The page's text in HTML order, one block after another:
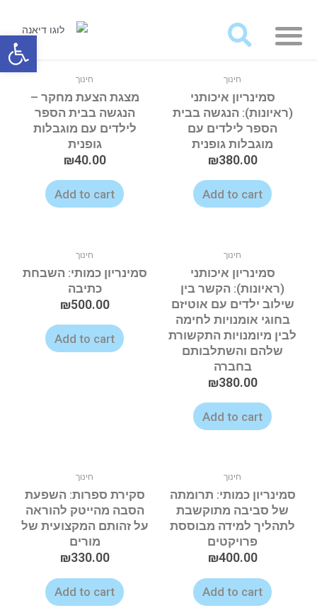
חינוך
סמינריון איכותני
(ראיונות): הנגשה בבית
הספר לילדים עם
מוגבלות גופנית
₪380.00
Add to cart
חינוך
מצגת הצעת מחקר –
הנגשה בבית הספר
לילדים עם מוגבלות
גופנית
₪40.00
Add to cart
חינוך
סמינריון איכותני
(ראיונות): הקשר בין
שילוב ילדים עם אוטיזם
בחוגי אומנויות לחימה
לבין מיומנויות התקשורת
שלהם והשתלבותם
בחברה
₪380.00
Add to cart
חינוך
סמינריון כמותי: השבחת
כתיבה
₪500.00
Add to cart
חינוך
סמינריון כמותי: תרומתה
של סביבה מתוקשבת
לתהליך למידה מבוססת
פרויקטים
₪400.00
Add to cart
חינוך
סקירת ספרות: השפעת
הסבה מהייטק להוראה
על זהותם המקצועית של
מורים
₪330.00
Add to cart
פתח